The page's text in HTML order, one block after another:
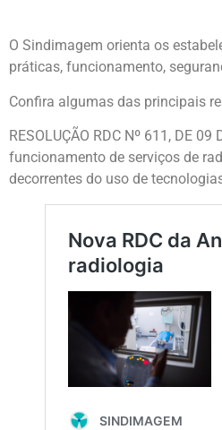
O Sindimagem orienta os
práticas, funcionamento,
Confira algumas das principais
RESOLUÇÃO RDC Nº 611, DE
funcionamento de serviços de
decorrentes do uso de